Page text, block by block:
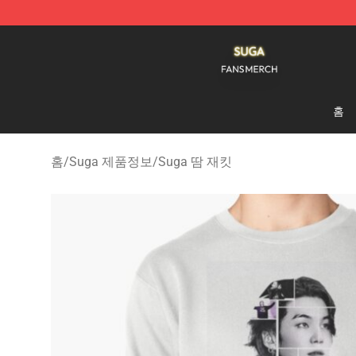
홈
홈/Suga 제품정보/Suga 땀 재킷